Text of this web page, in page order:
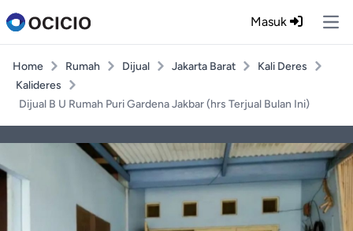
Masuk
Home Rumah Dijual Jakarta Barat
Kali Deres
Kalideres
Dijual B U Rumah Puri Gardena Jakbar (hrs Terjual Bulan Ini)